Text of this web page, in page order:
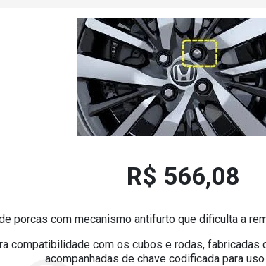
R$ 566,08
porcas com mecanismo antifurto que dificulta a
compatibilidade com os cubos e rodas,
acompanhadas de chave codificada para